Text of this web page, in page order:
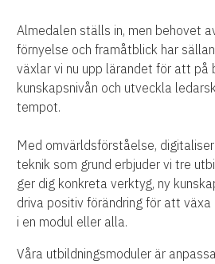
Almedalen ställs in, men behovet
förnyelse och framåtblick har
växlar vi nu upp lärandet för att på
kunskapsnivån och utveckla
tempot.
Med omvärldsförståelse,
teknik som grund erbjuder vi tre
ger dig konkreta verktyg, ny
driva positiv förändring för att växa
i en modul eller alla.
Våra utbildningsmoduler är